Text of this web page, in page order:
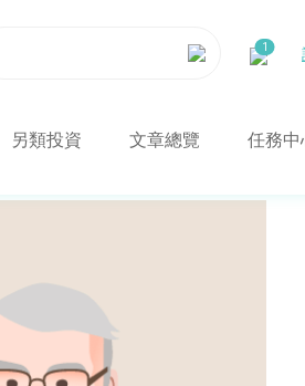
另類投資 文章總覽 任務中